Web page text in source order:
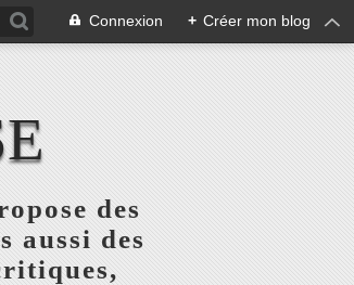
Connexion + Créer mon blog
des
aussi des